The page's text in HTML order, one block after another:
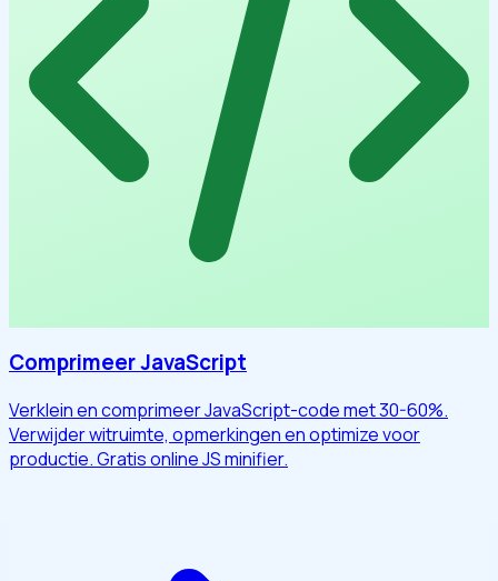
Comprimeer JavaScript
Verklein en comprimeer JavaScript-code met 30-60%.
Verwijder witruimte, opmerkingen en optimize voor
productie. Gratis online JS minifier.